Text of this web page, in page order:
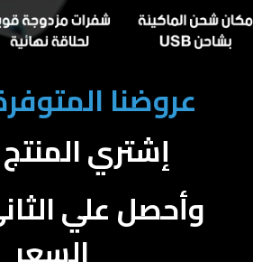
عروضنا المتوفرة
إشتري
وأحصل علي